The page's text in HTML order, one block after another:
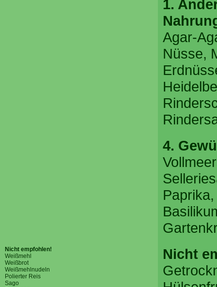
1.
Agar-
Nüsse,
4.
Nicht empfohlen!
Weißmehl
Weißbrot
Weißmehlnudeln
Polierter Reis
Sago
Nicht